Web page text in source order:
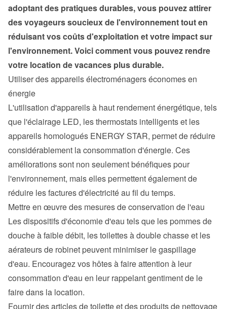
adoptant des pratiques durables, vous pouvez attirer
des voyageurs soucieux de l'environnement tout en
réduisant vos coûts d'exploitation et votre impact sur
l'environnement. Voici comment vous pouvez rendre
votre location de vacances plus durable.
Utiliser des appareils électroménagers économes en
énergie
L'utilisation d'appareils à haut rendement énergétique, tels
que l'éclairage LED, les thermostats intelligents et les
appareils homologués ENERGY STAR, permet de réduire
considérablement la consommation d'énergie. Ces
améliorations sont non seulement bénéfiques pour
l'environnement, mais elles permettent également de
réduire les factures d'électricité au fil du temps.
Mettre en œuvre des mesures de conservation de l'eau
Les dispositifs d'économie d'eau tels que les pommes de
douche à faible débit, les toilettes à double chasse et les
aérateurs de robinet peuvent minimiser le gaspillage
d'eau. Encouragez vos hôtes à faire attention à leur
consommation d'eau en leur rappelant gentiment de le
faire dans la location.
Fournir des articles de toilette et des produits de nettoyage